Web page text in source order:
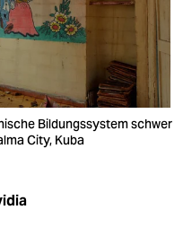
Bildungssystem schwer
City, Kuba